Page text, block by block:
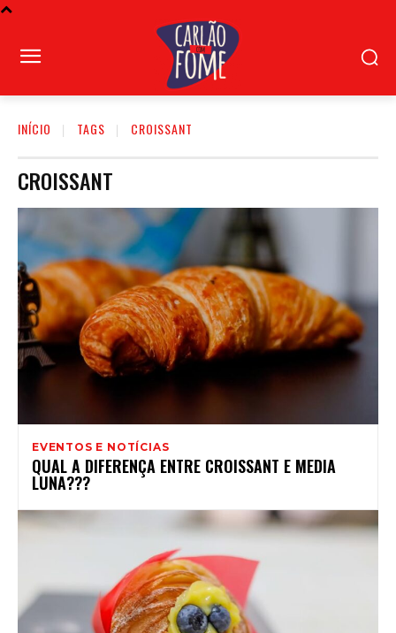
INÍCIO TAGS CROISSANT
CROISSANT
EVENTOS E NOTÍCIAS
QUAL A DIFERENÇA ENTRE CROISSANT E MEDIA
LUNA???